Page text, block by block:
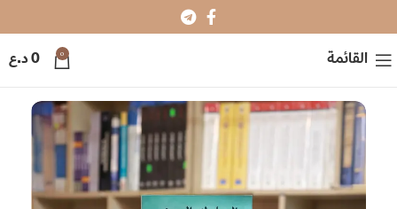
القائمة 0
0د.ع